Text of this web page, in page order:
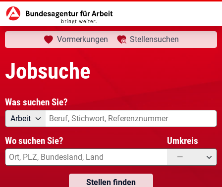
Startseite Jobsuche aktuelle Seite:
Ihre Suche
Vormerkungen Stellensuchen
Jobsuche
Was suchen Sie?
Angebotsart
Arbeit Was suchen Sie?
Wo suchen Sie? Umkreis
—
Stellen finden